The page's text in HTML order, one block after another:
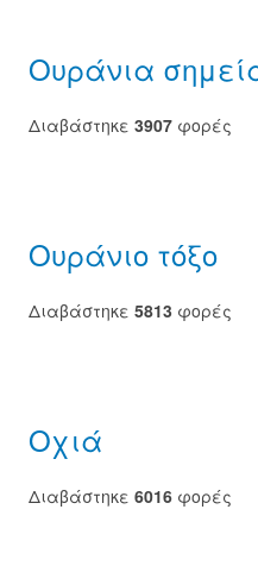
Ουράνια
Διαβάστηκε 3907 φορές
Ουράνιο τόξο
Διαβάστηκε 5813 φορές
Οχιά
Διαβάστηκε 6016 φορές